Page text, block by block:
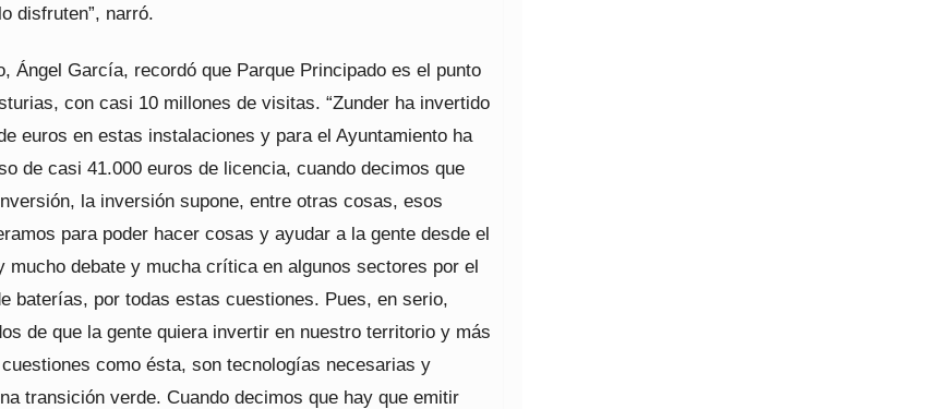
disfruten”, narró.
Ángel García, recordó que Parque Principado es el punto
con casi 10 millones de visitas. “Zunder ha invertido
euros en estas instalaciones y para el Ayuntamiento ha
de casi 41.000 euros de licencia, cuando decimos que
la inversión supone, entre otras cosas, esos
para poder hacer cosas y ayudar a la gente desde el
mucho debate y mucha crítica en algunos sectores por el
baterías, por todas estas cuestiones. Pues, en serio,
de que la gente quiera invertir en nuestro territorio y más
como ésta, son tecnologías necesarias y
transición verde. Cuando decimos que hay que emitir